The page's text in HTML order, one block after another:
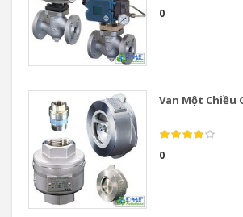
0
Van Một Chiều
0